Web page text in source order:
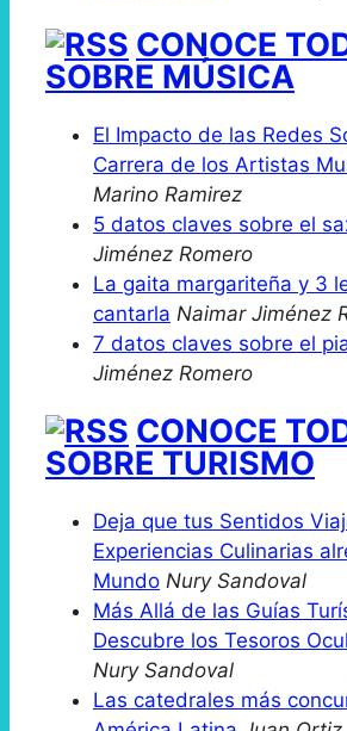
CONOCE
SOBRE MÚSICA
El Impacto de las Redes
Carrera de los Artistas
Marino Ramirez
5 datos claves sobre el
Jiménez Romero
La gaita margariteña y 3
cantarla Naimar Jiménez
7 datos claves sobre el
Jiménez Romero
CONOCE
SOBRE TURISMO
Deja que tus Sentidos
Experiencias Culinarias
Mundo Nury Sandoval
Más Allá de las Guías
Descubre los Tesoros
Nury Sandoval
Las catedrales más